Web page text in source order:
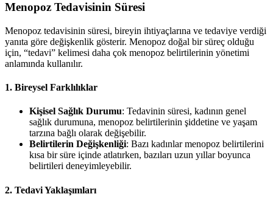
Menopoz Tedavisinin Süresi
Menopoz tedavisinin süresi, bireyin ihtiyaçlarına ve tedaviye verdiği
yanıta göre değişkenlik gösterir. Menopoz doğal bir süreç olduğu
için, “tedavi” kelimesi daha çok menopoz belirtilerinin yönetimi
anlamında kullanılır.
1. Bireysel Farklılıklar
Kişisel Sağlık Durumu: Tedavinin süresi, kadının genel
sağlık durumuna, menopoz belirtilerinin şiddetine ve yaşam
tarzına bağlı olarak değişebilir.
Belirtilerin Değişkenliği: Bazı kadınlar menopoz belirtilerini
kısa bir süre içinde atlatırken, bazıları uzun yıllar boyunca
belirtileri deneyimleyebilir.
2. Tedavi Yaklaşımları